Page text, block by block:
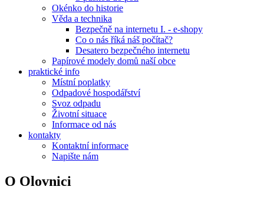
Okénko do historie
Věda a technika
Bezpečně na internetu I. - e-shopy
Co o nás říká náš počítač?
Desatero bezpečného internetu
Papírové modely domů naší obce
praktické info
Místní poplatky
Odpadové hospodářství
Svoz odpadu
Životní situace
Informace od nás
kontakty
Kontaktní informace
Napište nám
O Olovnici